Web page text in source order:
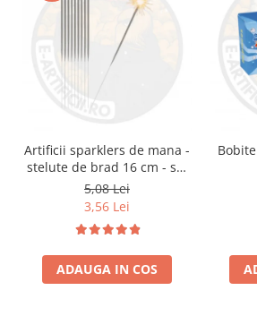
Artificii sparklers de mana -
stelute de brad 16 cm - set
10 buc
5,08 Lei
3,56 Lei
ADAUGA IN COS